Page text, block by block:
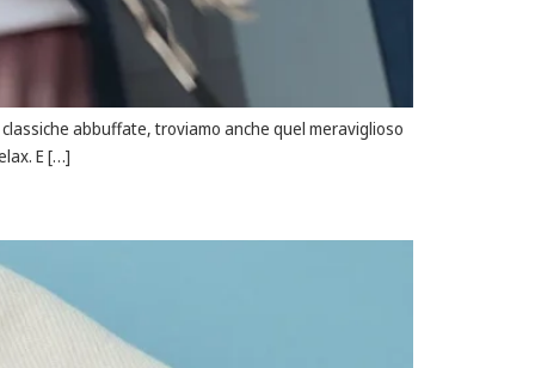
abbuffate, troviamo anche quel meraviglioso
E […]